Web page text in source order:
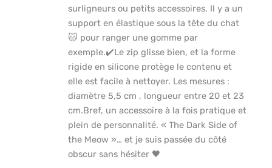
surligneurs ou petits accessoires. Il y a un
support en élastique sous la tête du chat
🐱 pour ranger une gomme par
exemple.✔️Le zip glisse bien, et la forme
rigide en silicone protège le contenu et
elle est facile à nettoyer. Les mesures :
diamètre 5,5 cm , longueur entre 20 et 23
cm.Bref, un accessoire à la fois pratique et
plein de personnalité. « The Dark Side of
the Meow »… et je suis passée du côté
obscur sans hésiter 🖤